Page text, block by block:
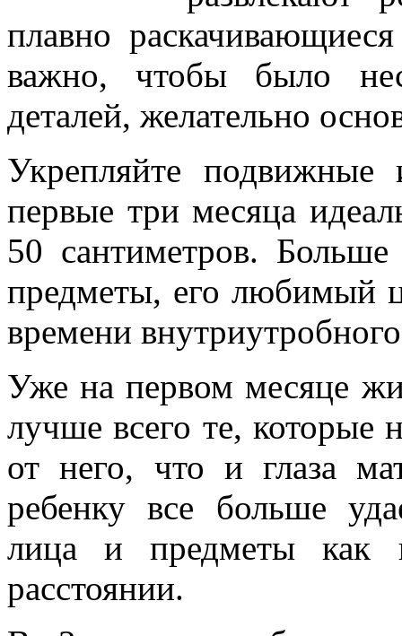
плавно
важно, чтобы было
деталей, желательно
Укрепляйте
первые три месяца
50 сантиметров.
предметы, его любимый
времени
Уже на первом месяце
лучше всего те, которые
от него, что и глаза
ребенку все больше
лица и предметы как
расстоянии.